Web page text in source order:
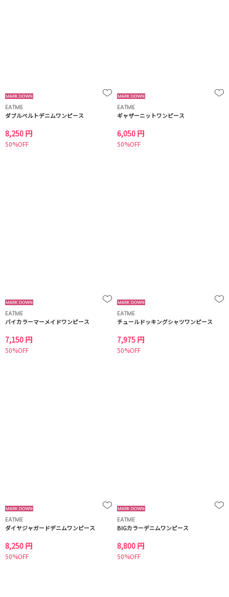
EATME
ダブルベルトデニムワンピース
8,250 円
50%OFF
EATME
ギャザーニットワンピース
6,050 円
50%OFF
EATME
バイカラーマーメイドワンピース
7,150 円
50%OFF
EATME
チュールドッキングシャツワンピース
7,975 円
50%OFF
EATME
ダイヤジャガードデニムワンピース
8,250 円
50%OFF
EATME
BIGカラーデニムワンピース
8,800 円
50%OFF